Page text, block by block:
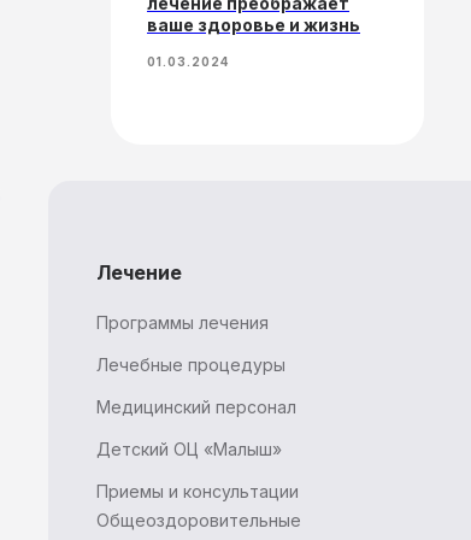
ваше здоровье и жизнь
01.03.2024
Лечение
Программы лечения
Лечебные процедуры
Детский ОЦ «Малыш»
Медицинский персонал
Общеоздоровительные
Приемы и консультации